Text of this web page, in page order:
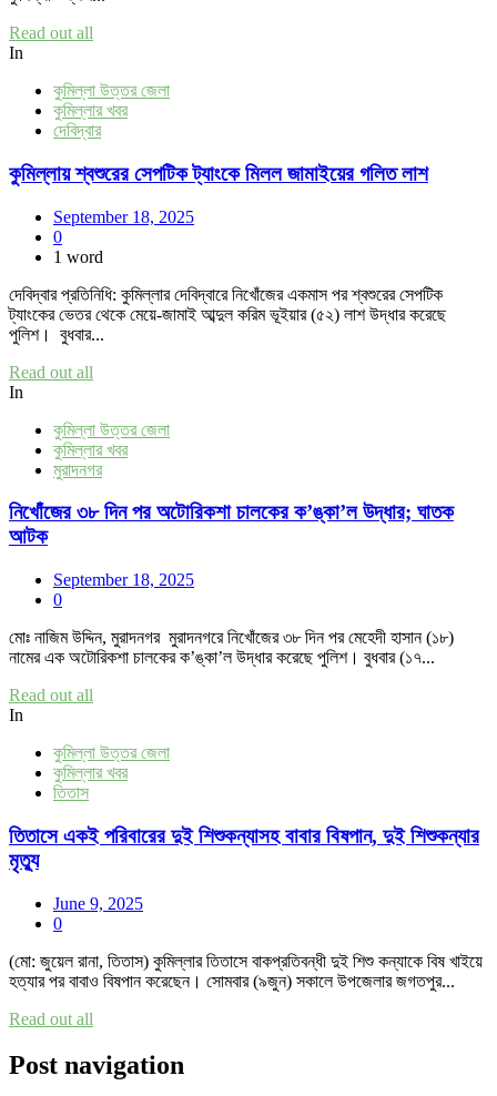
Read out all
In
কুমিল্লা উত্তর জেলা
কুমিল্লার খবর
দেবিদ্বার
কুমিল্লায় শ্বশুরের সেপটিক ট্যাংকে মিলল জামাইয়ের গলিত লাশ
September 18, 2025
0
1 word
দেবিদ্বার প্রতিনিধি: কুমিল্লার দেবিদ্বারে নিখোঁজের একমাস পর শ্বশুরের সেপটিক
ট্যাংকের ভেতর থেকে মেয়ে-জামাই আব্দুল করিম ভূইয়ার (৫২) লাশ উদ্ধার করেছে
পুলিশ। বুধবার...
Read out all
In
কুমিল্লা উত্তর জেলা
কুমিল্লার খবর
মুরাদনগর
নিখোঁজের ৩৮ দিন পর অটোরিকশা চালকের ক’ঙ্কা’ল উদ্ধার; ঘাতক
আটক
September 18, 2025
0
মোঃ নাজিম উদ্দিন, মুরাদনগর মুরাদনগরে নিখোঁজের ৩৮ দিন পর মেহেদী হাসান (১৮)
নামের এক অটোরিকশা চালকের ক’ঙ্কা’ল উদ্ধার করেছে পুলিশ। বুধবার (১৭...
Read out all
In
কুমিল্লা উত্তর জেলা
কুমিল্লার খবর
তিতাস
তিতাসে একই পরিবারের দুই শিশুকন্যাসহ বাবার বিষপান, দুই শিশুকন্যার
মৃত্যু
June 9, 2025
0
(মো: জুয়েল রানা, তিতাস) কুমিল্লার তিতাসে বাকপ্রতিবন্ধী দুই শিশু কন্যাকে বিষ খাইয়ে
হত্যার পর বাবাও বিষপান করেছেন। সোমবার (৯জুন) সকালে উপজেলার জগতপুর...
Read out all
Post navigation